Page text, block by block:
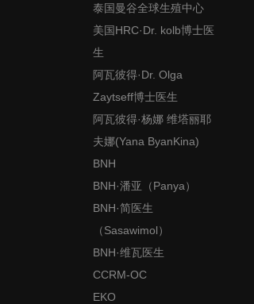
泰国曼谷全球生殖中心
美国HRC·Dr. kolb博士医
生
阿瓦彼得·Dr. Olga
Zaytseff博士医生
阿瓦彼得·杨娜 维塔丽耶
夫娜(Yana ByanKina)
BNH
BNH·潘亚（Panya）
BNH·简医生
（Sasawimol）
BNH·维瓦医生
CCRM-OC
EKO